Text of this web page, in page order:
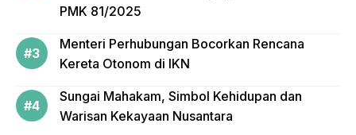
PMK 81/2025
Menteri Perhubungan Bocorkan Rencana
Kereta Otonom di IKN
Sungai Mahakam, Simbol Kehidupan dan
Warisan Kekayaan Nusantara